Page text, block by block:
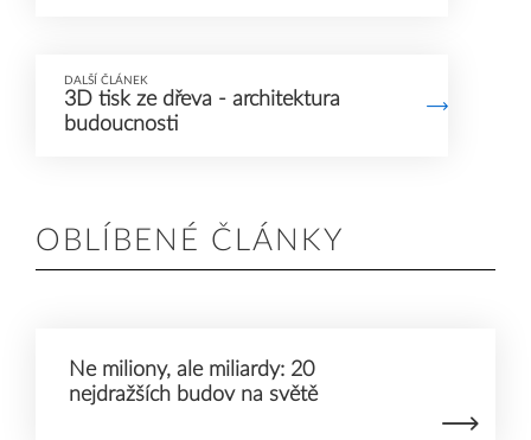
DALŠÍ ČLÁNEK
3D tisk ze dřeva - architektura
budoucnosti
OBLÍBENÉ ČLÁNKY
Ne miliony, ale miliardy: 20
nejdražších budov na světě